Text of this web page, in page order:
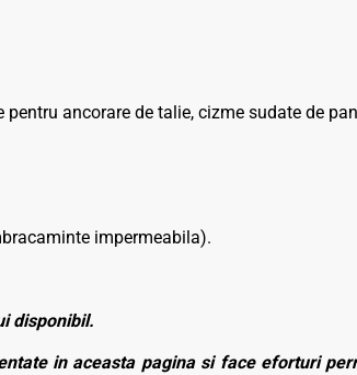
pentru ancorare de talie, cizme sudate de
impermeabila).
disponibil.
in aceasta pagina si face eforturi